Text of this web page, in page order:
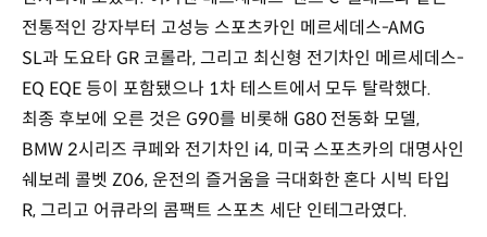
전통적인 강자부터 고성능 스포츠카인 메르세데스-AMG
SL과 도요타 GR 코롤라, 그리고 최신형 전기차인 메르세데스-
EQ EQE 등이 포함됐으나 1차 테스트에서 모두 탈락했다.
최종 후보에 오른 것은 G90를 비롯해 G80 전동화 모델,
BMW 2시리즈 쿠페와 전기차인 i4, 미국 스포츠카의 대명사인
쉐보레 콜벳 Z06, 운전의 즐거움을 극대화한 혼다 시빅 타입
R, 그리고 어큐라의 콤팩트 스포츠 세단 인테그라였다.